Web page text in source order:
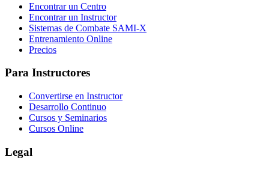
Encontrar un Centro
Encontrar un Instructor
Sistemas de Combate SAMI-X
Entrenamiento Online
Precios
Para Instructores
Convertirse en Instructor
Desarrollo Continuo
Cursos y Seminarios
Cursos Online
Legal